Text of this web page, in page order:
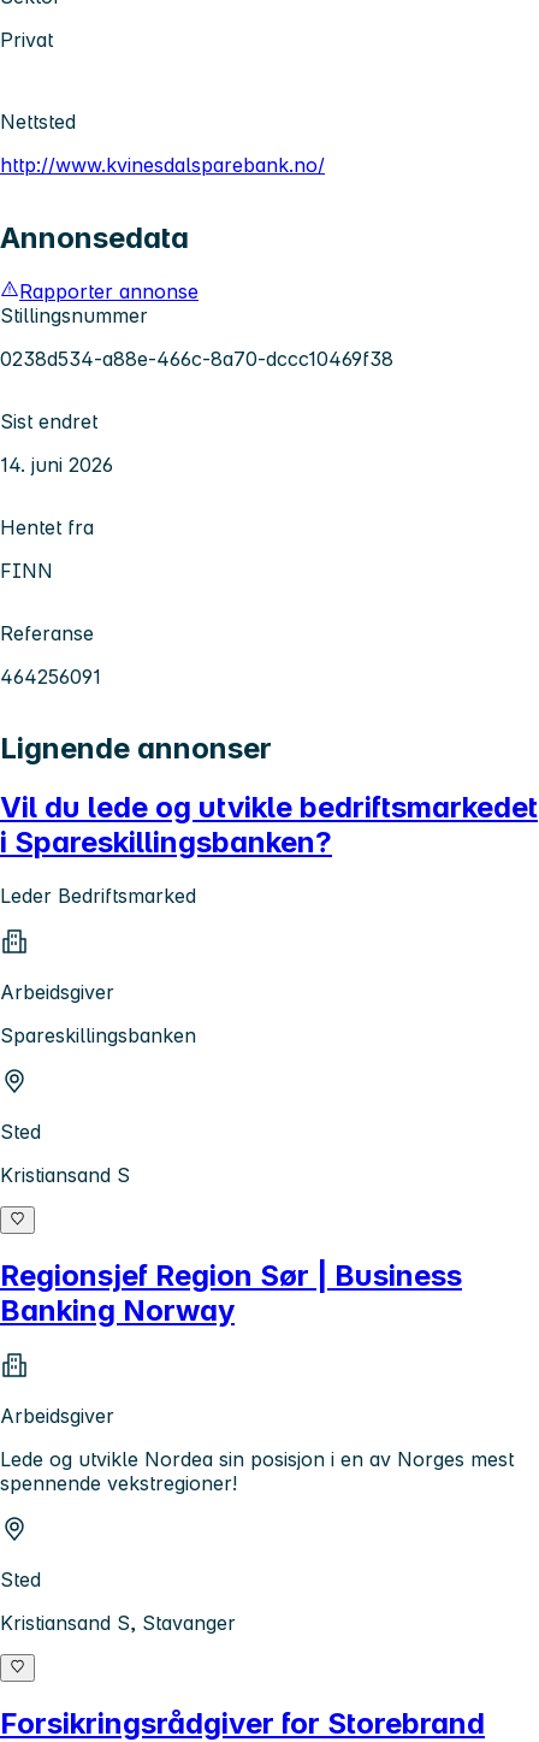
Privat
Nettsted
http://www.kvinesdalsparebank.no/
Annonsedata
Rapporter annonse
Stillingsnummer
0238d534-a88e-466c-8a70-dccc10469f38
Sist endret
14. juni 2026
Hentet fra
FINN
Referanse
464256091
Lignende annonser
Vil du lede og utvikle bedriftsmarkedet
i Spareskillingsbanken?
Leder Bedriftsmarked
Arbeidsgiver
Spareskillingsbanken
Sted
Kristiansand S
Regionsjef Region Sør | Business
Banking Norway
Arbeidsgiver
Lede og utvikle Nordea sin posisjon i en av Norges mest
spennende vekstregioner!
Sted
Kristiansand S, Stavanger
Forsikringsrådgiver for Storebrand